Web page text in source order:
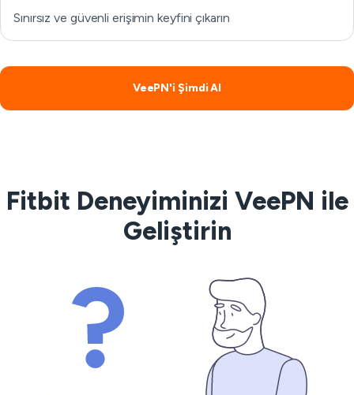
Sınırsız ve güvenli erişimin keyfini çıkarın
VeePN'i Şimdi Al
Fitbit Deneyiminizi VeePN ile
Geliştirin